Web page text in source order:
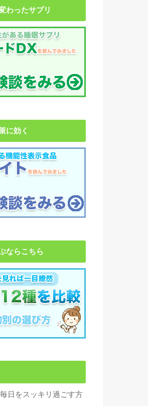
わったサプリ
に効く
ならこちら
日をスッキリ過ごす方